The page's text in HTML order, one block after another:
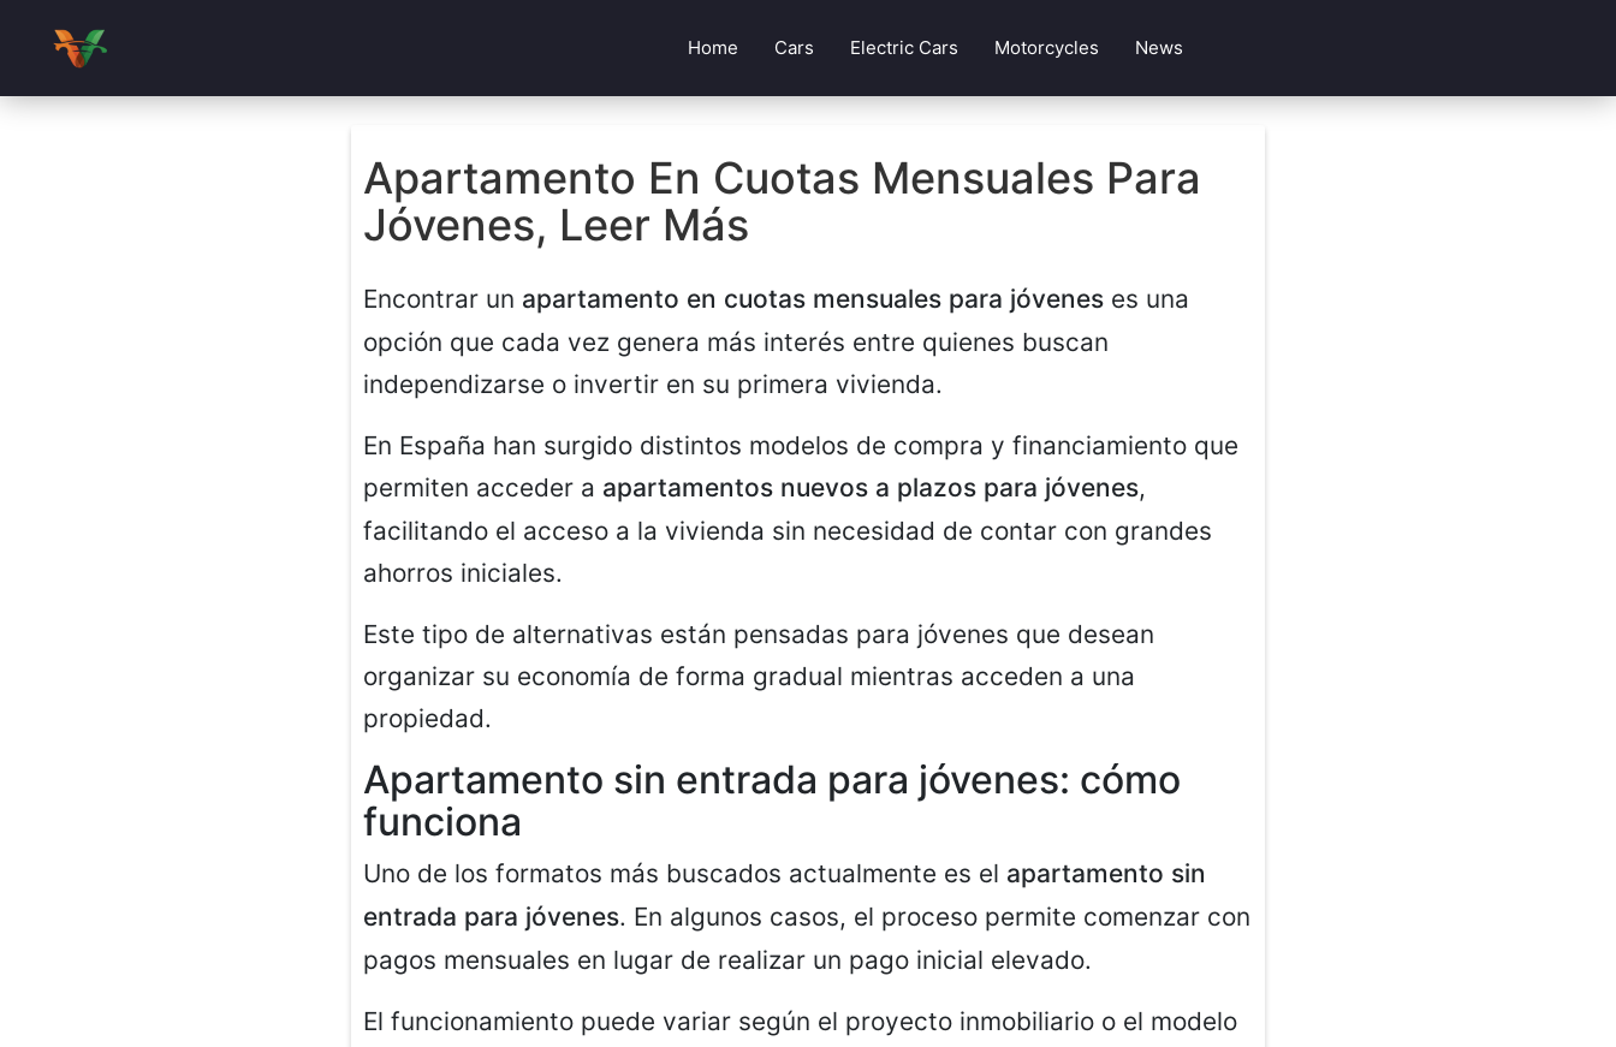
Home Cars Electric Cars Motorcycles News
Apartamento En Cuotas Mensuales Para
Jóvenes, Leer Más
Encontrar un apartamento en cuotas mensuales para jóvenes es una
opción que cada vez genera más interés entre quienes buscan
independizarse o invertir en su primera vivienda.
En España han surgido distintos modelos de compra y financiamiento que
permiten acceder a apartamentos nuevos a plazos para jóvenes,
facilitando el acceso a la vivienda sin necesidad de contar con grandes
ahorros iniciales.
Este tipo de alternativas están pensadas para jóvenes que desean
organizar su economía de forma gradual mientras acceden a una
propiedad.
Apartamento sin entrada para jóvenes: cómo
funciona
Uno de los formatos más buscados actualmente es el apartamento sin
entrada para jóvenes. En algunos casos, el proceso permite comenzar con
pagos mensuales en lugar de realizar un pago inicial elevado.
El funcionamiento puede variar según el proyecto inmobiliario o el modelo